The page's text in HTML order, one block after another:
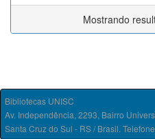
Mostrando
Bibliotecas UNISC
Av. Independência, 2293, Bairro
Santa Cruz do Sul - RS / Brasil.